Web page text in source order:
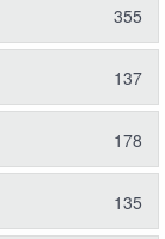
355
137
178
135